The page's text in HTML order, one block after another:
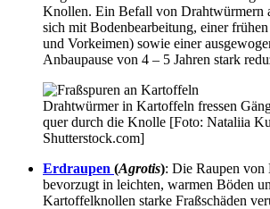
Knollen. Ein Befall von Drahtwürmern
sich mit Bodenbearbeitung, einer
und Vorkeimen) sowie einer
Anbaupause von 4 – 5 Jahren stark
Drahtwürmer in Kartoffeln fressen
quer durch die Knolle [Foto: Nataliia
Shutterstock.com]
Erdraupen (Agrotis): Die Raupen von
bevorzugt in leichten, warmen Böden
Kartoffelknollen starke Fraßschäden